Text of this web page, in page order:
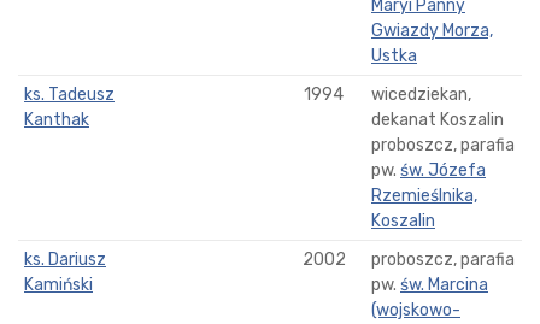
Maryi Panny
Gwiazdy Morza,
Ustka
ks. Tadeusz
Kanthak
1994
wicedziekan,
dekanat Koszalin
proboszcz, parafia
pw. św. Józefa
Rzemieślnika,
Koszalin
ks. Dariusz
Kamiński
2002
proboszcz, parafia
pw. św. Marcina
(wojskowo-